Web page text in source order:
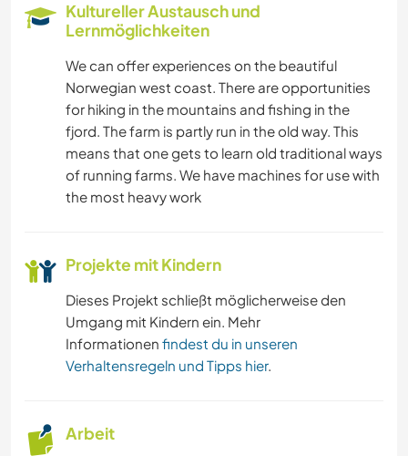
Kultureller Austausch und
Lernmöglichkeiten
We can offer experiences on the beautiful
Norwegian west coast. There are opportunities
for hiking in the mountains and fishing in the
fjord. The farm is partly run in the old way. This
means that one gets to learn old traditional ways
of running farms. We have machines for use with
the most heavy work
Projekte mit Kindern
Dieses Projekt schließt möglicherweise den
Umgang mit Kindern ein. Mehr
Informationen findest du in unseren
Verhaltensregeln und Tipps hier.
Arbeit